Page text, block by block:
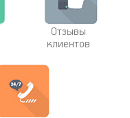
Отзывы
клиентов